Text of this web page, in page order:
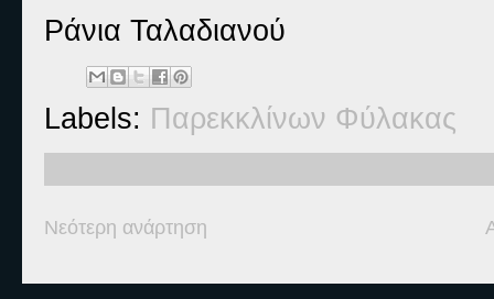
Ράνια Ταλαδιανού
Labels: Παρεκκλίνων Φύλακας
Νεότερη ανάρτηση